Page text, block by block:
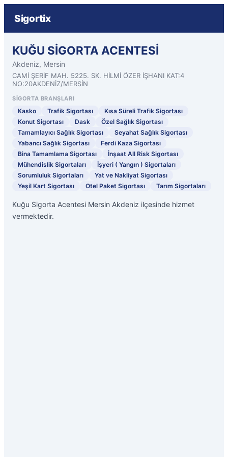
Sigortix
KUĞU SİGORTA ACENTESİ
Akdeniz, Mersin
CAMİ ŞERİF MAH. 5225. SK. HİLMİ ÖZER İŞHANI KAT:4
NO:20AKDENİZ/MERSİN
SIGORTA BRANŞLARI
Kasko Trafik Sigortası
Kısa Süreli Trafik Sigortası
Konut Sigortası
Dask
Özel Sağlık Sigortası
Tamamlayıcı Sağlık Sigortası
Seyahat Sağlık Sigortası
Yabancı Sağlık Sigortası
Ferdi Kaza Sigortası
Bina Tamamlama Sigortası
İnşaat All Risk Sigortası
Mühendislik Sigortaları
İşyeri ( Yangın ) Sigortaları
Sorumluluk Sigortaları
Yat ve Nakliyat Sigortası
Yeşil Kart Sigortası
Otel Paket Sigortası Tarım Sigortaları
Kuğu Sigorta Acentesi Mersin Akdeniz ilçesinde hizmet
vermektedir.